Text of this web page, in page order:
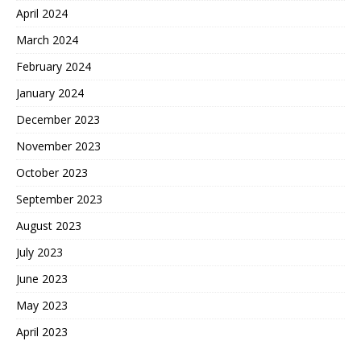
April 2024
March 2024
February 2024
January 2024
December 2023
November 2023
October 2023
September 2023
August 2023
July 2023
June 2023
May 2023
April 2023